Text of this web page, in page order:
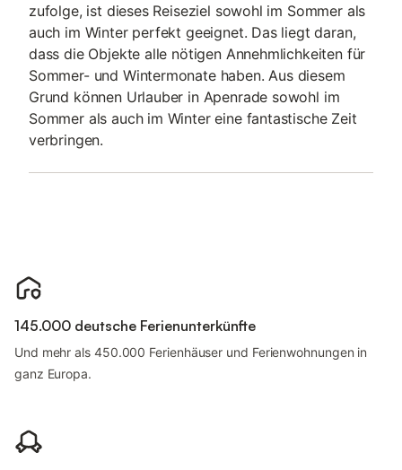
zufolge, ist dieses Reiseziel sowohl im Sommer als
auch im Winter perfekt geeignet. Das liegt daran,
dass die Objekte alle nötigen Annehmlichkeiten für
Sommer- und Wintermonate haben. Aus diesem
Grund können Urlauber in Apenrade sowohl im
Sommer als auch im Winter eine fantastische Zeit
verbringen.
145.000 deutsche Ferienunterkünfte
Und mehr als 450.000 Ferienhäuser und Ferienwohnungen in
ganz Europa.